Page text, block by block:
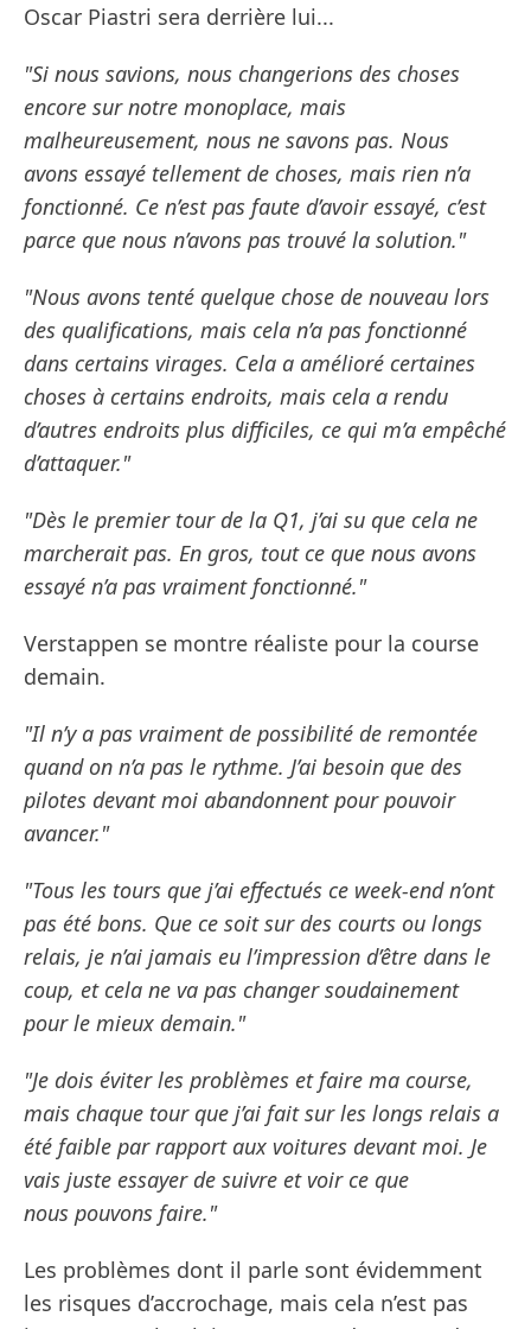
Oscar Piastri sera derrière lui...
"Si nous savions, nous changerions des choses
encore sur notre monoplace, mais
malheureusement, nous ne savons pas. Nous
avons essayé tellement de choses, mais rien n’a
fonctionné. Ce n’est pas faute d’avoir essayé, c’est
parce que nous n’avons pas trouvé la solution."
"Nous avons tenté quelque chose de nouveau lors
des qualifications, mais cela n’a pas fonctionné
dans certains virages. Cela a amélioré certaines
choses à certains endroits, mais cela a rendu
d’autres endroits plus difficiles, ce qui m’a empêché
d’attaquer."
"Dès le premier tour de la Q1, j’ai su que cela ne
marcherait pas. En gros, tout ce que nous avons
essayé n’a pas vraiment fonctionné."
Verstappen se montre réaliste pour la course
demain.
"Il n’y a pas vraiment de possibilité de remontée
quand on n’a pas le rythme. J’ai besoin que des
pilotes devant moi abandonnent pour pouvoir
avancer."
"Tous les tours que j’ai effectués ce week-end n’ont
pas été bons. Que ce soit sur des courts ou longs
relais, je n’ai jamais eu l’impression d’être dans le
coup, et cela ne va pas changer soudainement
pour le mieux demain."
"Je dois éviter les problèmes et faire ma course,
mais chaque tour que j’ai fait sur les longs relais a
été faible par rapport aux voitures devant moi. Je
vais juste essayer de suivre et voir ce que
nous pouvons faire."
Les problèmes dont il parle sont évidemment
les risques d’accrochage, mais cela n’est pas